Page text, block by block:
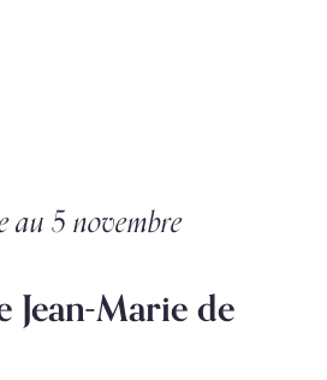
au 5 novembre
Jean-Marie de